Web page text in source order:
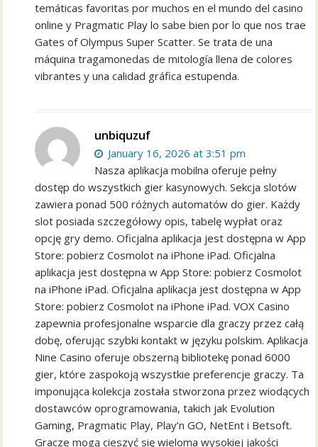
temáticas favoritas por muchos en el mundo del casino
online y Pragmatic Play lo sabe bien por lo que nos trae
Gates of Olympus Super Scatter. Se trata de una
máquina tragamonedas de mitología llena de colores
vibrantes y una calidad gráfica estupenda.
unbiquzuf
January 16, 2026 at 3:51 pm
Nasza aplikacja mobilna oferuje pełny
dostęp do wszystkich gier kasynowych. Sekcja slotów
zawiera ponad 500 różnych automatów do gier. Każdy
slot posiada szczegółowy opis, tabelę wypłat oraz
opcję gry demo. Oficjalna aplikacja jest dostępna w App
Store: pobierz Cosmolot na iPhone iPad. Oficjalna
aplikacja jest dostępna w App Store: pobierz Cosmolot
na iPhone iPad. Oficjalna aplikacja jest dostępna w App
Store: pobierz Cosmolot na iPhone iPad. VOX Casino
zapewnia profesjonalne wsparcie dla graczy przez całą
dobę, oferując szybki kontakt w języku polskim. Aplikacja
Nine Casino oferuje obszerną bibliotekę ponad 6000
gier, które zaspokoją wszystkie preferencje graczy. Ta
imponująca kolekcja została stworzona przez wiodących
dostawców oprogramowania, takich jak Evolution
Gaming, Pragmatic Play, Play’n GO, NetEnt i Betsoft.
Gracze mogą cieszyć się wieloma wysokiej jakości